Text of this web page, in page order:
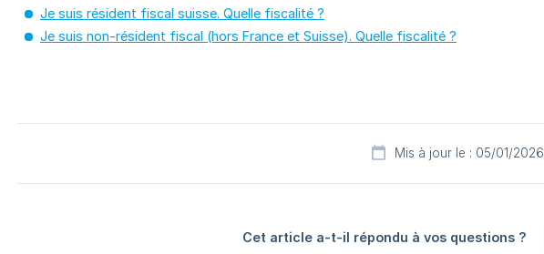
Je suis résident fiscal suisse. Quelle fiscalité ?
Je suis non-résident fiscal (hors France et Suisse). Quelle fiscalité ?
Mis à jour le : 05/01/2026
Cet article a-t-il répondu à vos questions ?